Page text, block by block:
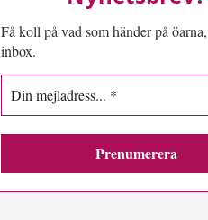
Få koll på vad som händer på
inbox.